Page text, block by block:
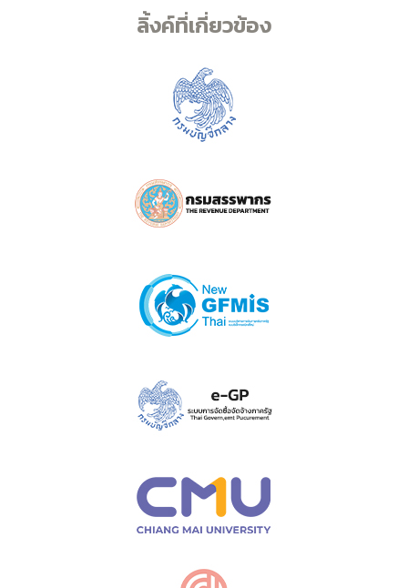
ลิ้งค์ที่เกี่ยวข้อง